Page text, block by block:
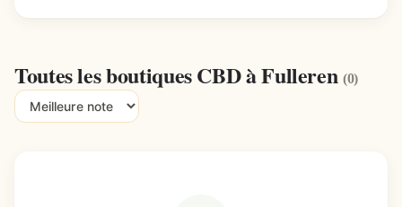
Toutes les boutiques CBD à Fulleren(0)